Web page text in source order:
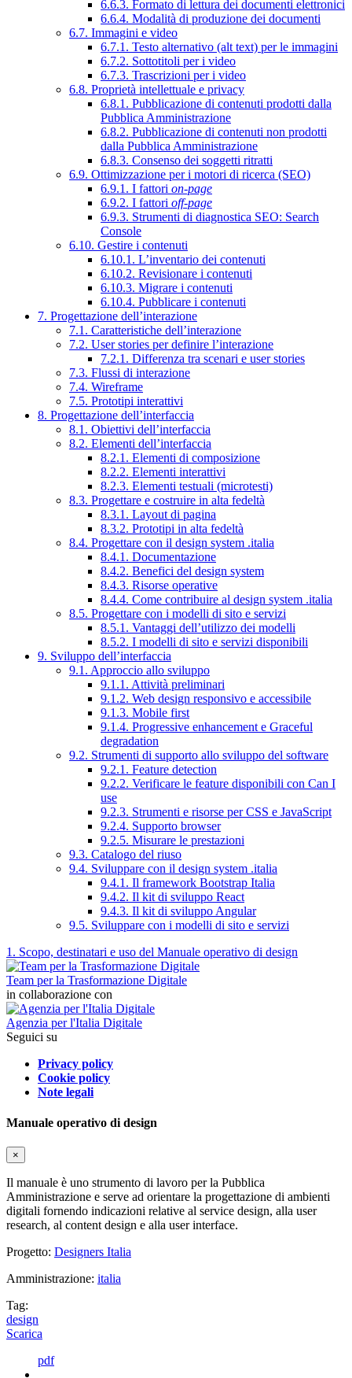
6.6.3. Formato di lettura dei documenti elettronici
6.6.4. Modalità di produzione dei documenti
6.7. Immagini e video
6.7.1. Testo alternativo (alt text) per le immagini
6.7.2. Sottotitoli per i video
6.7.3. Trascrizioni per i video
6.8. Proprietà intellettuale e privacy
6.8.1. Pubblicazione di contenuti prodotti dalla
Pubblica Amministrazione
6.8.2. Pubblicazione di contenuti non prodotti
dalla Pubblica Amministrazione
6.8.3. Consenso dei soggetti ritratti
6.9. Ottimizzazione per i motori di ricerca (SEO)
6.9.1. I fattori on-page
6.9.2. I fattori off-page
6.9.3. Strumenti di diagnostica SEO: Search
Console
6.10. Gestire i contenuti
6.10.1. L’inventario dei contenuti
6.10.2. Revisionare i contenuti
6.10.3. Migrare i contenuti
6.10.4. Pubblicare i contenuti
7. Progettazione dell’interazione
7.1. Caratteristiche dell’interazione
7.2. User stories per definire l’interazione
7.2.1. Differenza tra scenari e user stories
7.3. Flussi di interazione
7.4. Wireframe
7.5. Prototipi interattivi
8. Progettazione dell’interfaccia
8.1. Obiettivi dell’interfaccia
8.2. Elementi dell’interfaccia
8.2.1. Elementi di composizione
8.2.2. Elementi interattivi
8.2.3. Elementi testuali (microtesti)
8.3. Progettare e costruire in alta fedeltà
8.3.1. Layout di pagina
8.3.2. Prototipi in alta fedeltà
8.4. Progettare con il design system .italia
8.4.1. Documentazione
8.4.2. Benefici del design system
8.4.3. Risorse operative
8.4.4. Come contribuire al design system .italia
8.5. Progettare con i modelli di sito e servizi
8.5.1. Vantaggi dell’utilizzo dei modelli
8.5.2. I modelli di sito e servizi disponibili
9. Sviluppo dell’interfaccia
9.1. Approccio allo sviluppo
9.1.1. Attività preliminari
9.1.2. Web design responsivo e accessibile
9.1.3. Mobile first
9.1.4. Progressive enhancement e Graceful
degradation
9.2. Strumenti di supporto allo sviluppo del software
9.2.1. Feature detection
9.2.2. Verificare le feature disponibili con Can I
use
9.2.3. Strumenti e risorse per CSS e JavaScript
9.2.4. Supporto browser
9.2.5. Misurare le prestazioni
9.3. Catalogo del riuso
9.4. Sviluppare con il design system .italia
9.4.1. Il framework Bootstrap Italia
9.4.2. Il kit di sviluppo React
9.4.3. Il kit di sviluppo Angular
9.5. Sviluppare con i modelli di sito e servizi
1. Scopo, destinatari e uso del Manuale operativo di design
Team per la Trasformazione Digitale
in collaborazione con
Agenzia per l'Italia Digitale
Seguici su
Privacy policy
Cookie policy
Note legali
Manuale operativo di design
×
Il manuale è uno strumento di lavoro per la Pubblica
Amministrazione e serve ad orientare la progettazione di ambienti
digitali fornendo indicazioni relative al service design, alla user
research, al content design e alla user interface.
Progetto: Designers Italia
Amministrazione: italia
Tag:
design
Scarica
pdf